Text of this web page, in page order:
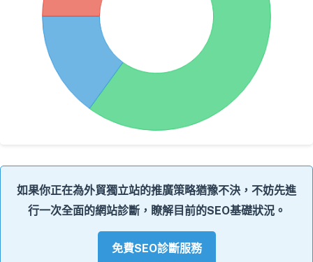
如果你正在為外貿獨立站的推廣策略猶豫不決，不妨先進
行一次全面的網站診斷，瞭解目前的SEO基礎狀況。
免費SEO診斷服務